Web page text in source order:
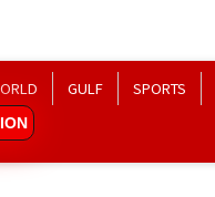
GULF SPORTS